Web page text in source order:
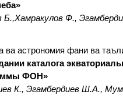
Б.,Хамракулов Ф.,
ва астрономия фани ва
каталога
ФОН»
К., Эгамбердиев Ш.А.,